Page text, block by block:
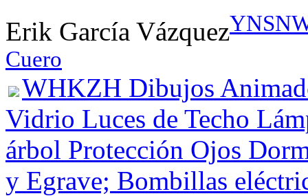
Erik García Vázquez
Cuero
WHKZH Dibujos
Vidrio Luces de Techo
árbol Protección Ojos
y Egrave; Bombillas